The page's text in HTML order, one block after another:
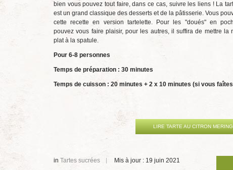
bien vous pouvez tout faire, dans ce cas, suivre les liens ! La
est un grand classique des desserts et de la pâtisserie. Vous
cette recette en version tartelette. Pour les "doués" en
pouvez vous faire plaisir, pour les autres, il suffira de mettre la
plat à la spatule.
Pour 6-8 personnes
Temps de préparation : 30 minutes
Temps de cuisson : 20 minutes + 2 x 10 minutes (si vous
LIRE TARTE AU CITRON
in Tartes sucrées Mis à jour : 19 juin 2021